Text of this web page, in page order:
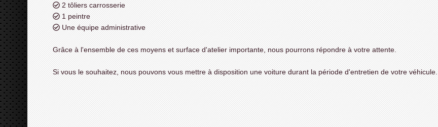
2 tôliers carrosserie
1 peintre
Une équipe administrative
Grâce à l'ensemble de ces moyens et surface d'atelier importante, nous pourrons répondre à votre attente.
Si vous le souhaitez, nous pouvons vous mettre à disposition une voiture durant la période d'entretien de votre véhicule.